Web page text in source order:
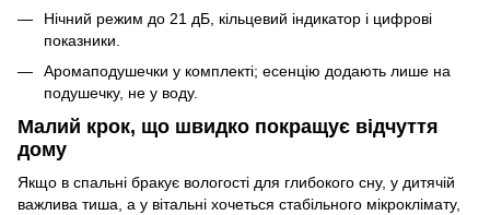
Нічний режим до 21 дБ, кільцевий індикатор і цифрові
показники.
Аромаподушечки у комплекті; есенцію додають лише на
подушечку, не у воду.
Малий крок, що швидко покращує відчуття
дому
Якщо в спальні бракує вологості для глибокого сну, у дитячій
важлива тиша, а у вітальні хочеться стабільного мікроклімату,